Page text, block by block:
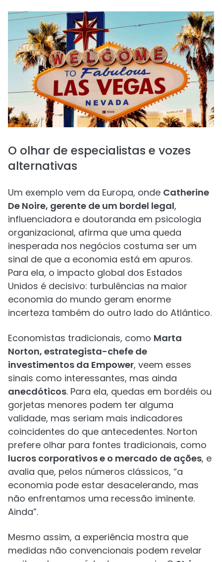
O olhar de especialistas e vozes
alternativas
Um exemplo vem da Europa, onde Catherine
De Noire, gerente de um bordel legal,
influenciadora e doutoranda em psicologia
organizacional, afirma que uma queda
inesperada nos negócios costuma ser um
sinal de que a economia está em apuros.
Para ela, o impacto global dos Estados
Unidos é decisivo: turbulências na maior
economia do mundo geram enorme
incerteza também do outro lado do Atlântico.
Economistas tradicionais, como Marta
Norton, estrategista-chefe de
investimentos da Empower, veem esses
sinais como interessantes, mas ainda
anecdóticos. Para ela, quedas em bordéis ou
gorjetas menores podem ter alguma
validade, mas seriam mais indicadores
coincidentes do que antecedentes. Norton
prefere olhar para fontes tradicionais, como
lucros corporativos e o mercado de ações, e
avalia que, pelos números clássicos, “a
economia pode estar desacelerando, mas
não enfrentamos uma recessão iminente.
Ainda”.
Mesmo assim, a experiência mostra que
medidas não convencionais podem revelar